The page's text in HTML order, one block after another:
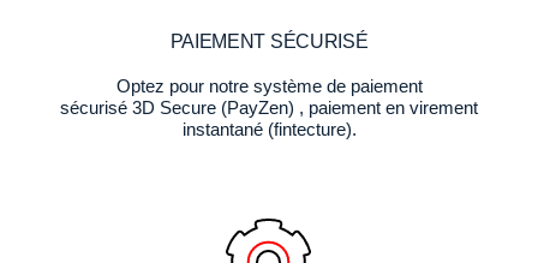
PAIEMENT SÉCURISÉ
Optez pour notre système de paiement
sécurisé 3D Secure (PayZen) , paiement en virement
instantané (fintecture).